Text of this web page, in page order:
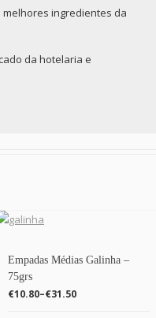
ingredientes da
da hotelaria e
Empadas Médias Galinha –
75grs
€10.80–€31.50